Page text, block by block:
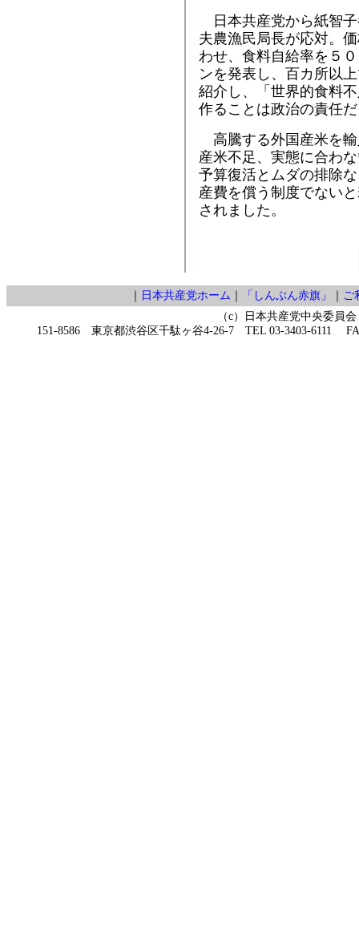
日本共産党から紙智
夫農漁民局長が応対。
わせ、食料自給率を５
ンを発表し、百カ所以
紹介し、「世界的食料
作ることは政治の責任
高騰する外国産米を
産米不足、実態に合わ
予算復活とムダの排除
産費を償う制度でない
されました。
日本共産党ホーム 「しんぶん赤旗」
ご
（c）日本共産党中央委員会
151-8586 東京都渋谷区千駄ヶ谷4-26-7 TEL 03-3403-6111